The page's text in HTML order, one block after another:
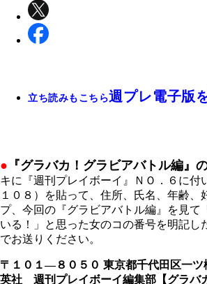
立ち読みもこちら週プレ電子版
● 『グラバカ！グラビアバトル編』
キに『週刊プレイボーイ』ＮＯ．６に付
１０８）を貼って、住所、氏名、年齢、
プ、今回の『グラビアバトル編』を見て
いる！」と思った女のコの番号を明記し
でお送りください。
〒１０１―８０５０ 東京都千代田区一
英社 週刊プレイボーイ編集部【グラバ